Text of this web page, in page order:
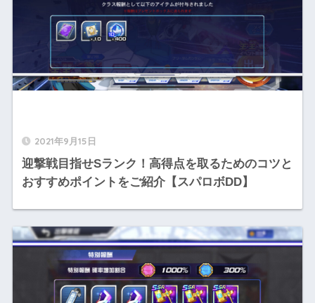
2021年9月15日
迎撃戦目指せSランク！高得点を取るためのコツと
おすすめポイントをご紹介【スパロボDD】